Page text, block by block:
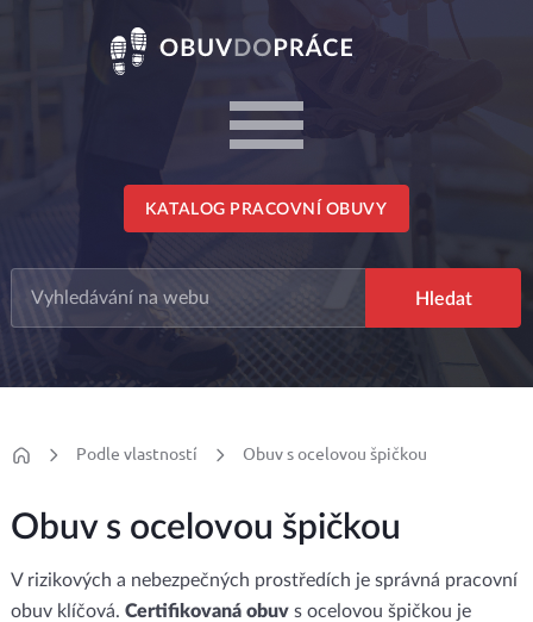
KATALOG PRACOVNÍ OBUVY
Podle vlastností Obuv s ocelovou špičkou
Obuv s ocelovou špičkou
V rizikových a nebezpečných prostředích je správná pracovní
obuv klíčová. Certifikovaná obuvs ocelovou špičkou je